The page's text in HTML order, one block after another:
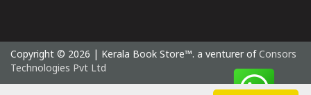
Copyright © 2026 | Kerala Book Store™. a venturer of Consors
Technologies Pvt Ltd